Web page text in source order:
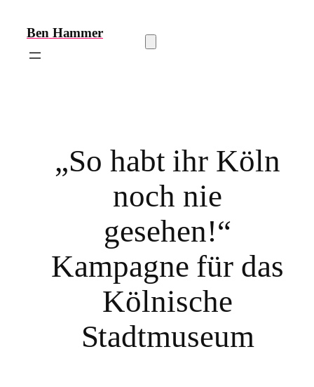
Inhalt
springen
BenHammer
„So habt ihr Köln
noch nie
gesehen!“
Kampagne für das
Kölnische
Stadtmuseum